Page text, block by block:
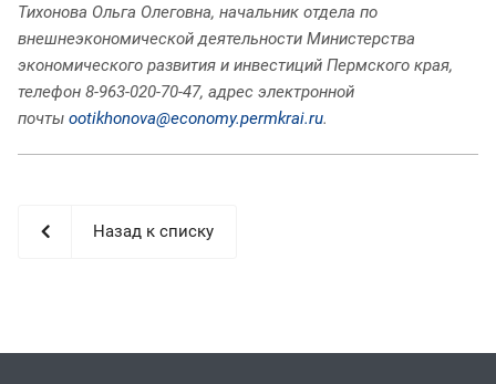
Тихонова Ольга Олеговна, начальник отдела по
внешнеэкономической деятельности Министерства
экономического развития и инвестиций Пермского края,
телефон 8-963-020-70-47, адрес электронной
почты ootikhonova@economy.permkrai.ru.
Назад к списку